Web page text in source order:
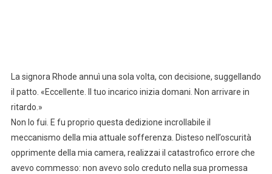
La signora Rhode annuì una sola volta, con decisione, suggellando
il patto. «Eccellente. Il tuo incarico inizia domani. Non arrivare in
ritardo.»
Non lo fui. E fu proprio questa dedizione incrollabile il
meccanismo della mia attuale sofferenza. Disteso nell’oscurità
opprimente della mia camera, realizzai il catastrofico errore che
avevo commesso: non avevo solo creduto nella sua promessa